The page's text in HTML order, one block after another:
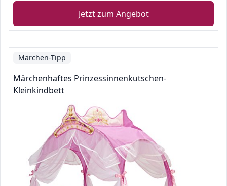
Jetzt zum Angebot
Märchen-Tipp
Märchenhaftes Prinzessinnenkutschen-
Kleinkindbett